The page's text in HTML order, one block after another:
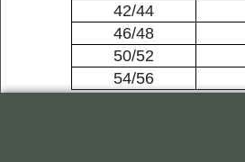
42/44
46/48
50/52
54/56